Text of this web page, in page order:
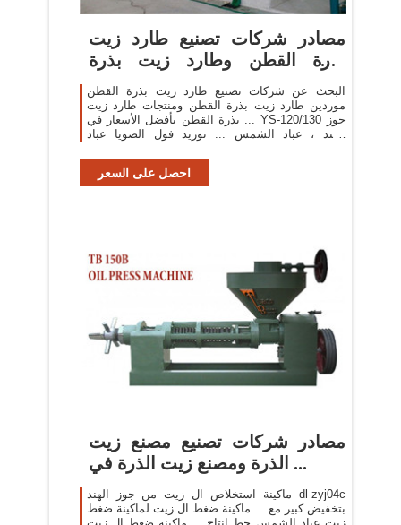
مصادر شركات تصنيع طارد زيت
بذرة القطن وطارد زيت بذرة
البحث عن شركات تصنيع طارد زيت بذرة القطن
موردين طارد زيت بذرة القطن ومنتجات طارد زيت
بذرة القطن بأفضل الأسعار في ... YS-120/130 جوز
الهند ، عباد الشمس ... توريد فول الصويا عباد
احصل على السعر
مصادر شركات تصنيع مصنع زيت
الذرة ومصنع زيت الذرة في ...
ماكينة استخلاص ال زيت من جوز الهند dl-zyj04c
بتخفيض كبير مع ... ماكينة ضغط ال زيت لماكينة ضغط